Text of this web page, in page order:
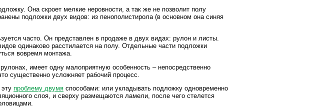
Она скроет мелкие неровности, а так же не позволит полу
подложки двух видов: из пенополистирола (в основном она синяя
часто. Он представлен в продаже в двух видах: рулон и листы.
одинаково расстилается на полу. Отдельные части подложки
вовремя монтажа.
имеет одну малоприятную особенность – непосредственно
существенно усложняет рабочий процесс.
проблему двумя способами: или укладывать подложку одновременно
слоя, и сверху размещаются ламели, после чего стелется